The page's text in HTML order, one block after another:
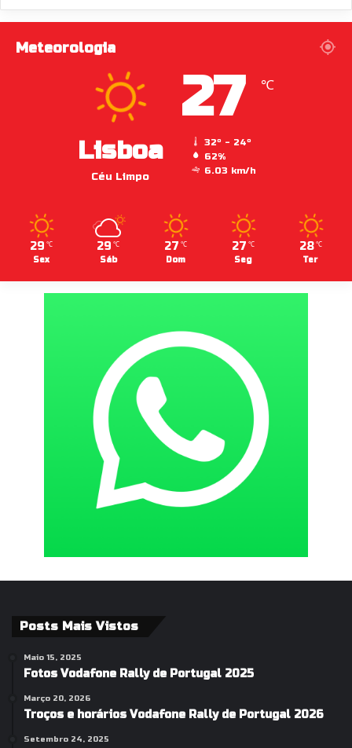
Meteorologia
Lisboa
Céu Limpo
27 ℃
32º - 24º
62%
6.03 km/h
29 ℃
Sex
29 ℃
Sáb
27 ℃
Dom
27 ℃
Seg
28 ℃
Ter
Posts Mais Vistos
Maio 15, 2025
Fotos Vodafone Rally de Portugal 2025
Março 20, 2026
Troços e horários Vodafone Rally de Portugal 2026
Setembro 24, 2025